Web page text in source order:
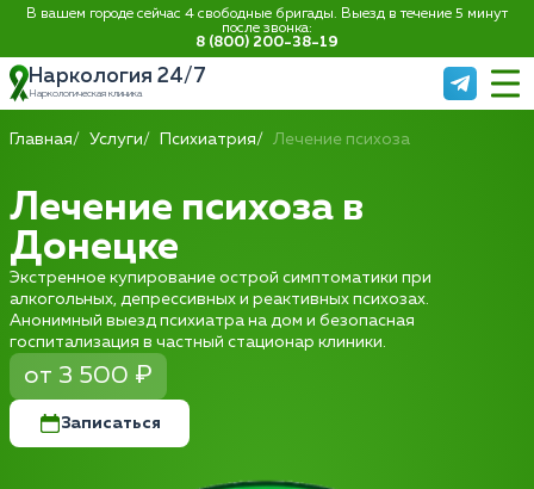
В вашем городе сейчас 4 свободные бригады. Выезд в течение 5 минут
после звонка:
8 (800) 200-38-19
Наркология 24/7
Наркологическая клиника
Главная Услуги Психиатрия Лечение психоза
Лечение психоза в
Донецке
Экстренное купирование острой симптоматики при
алкогольных, депрессивных и реактивных психозах.
Анонимный выезд психиатра на дом и безопасная
госпитализация в частный стационар клиники.
от 3 500 ₽
Записаться